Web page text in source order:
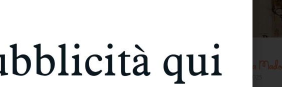
Vigevano: La Madonna del Gatto
Marzo 27, 2025
Londra: La
Marzo 27, 2025